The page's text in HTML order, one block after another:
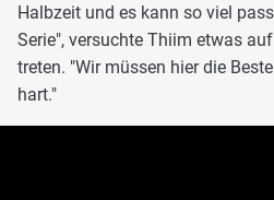
Halbzeit und es kann so viel
Serie", versuchte Thiim etwas
treten. "Wir müssen hier die
hart."